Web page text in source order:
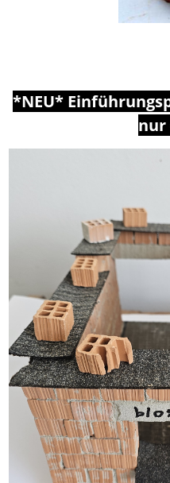
*NEU*
nur